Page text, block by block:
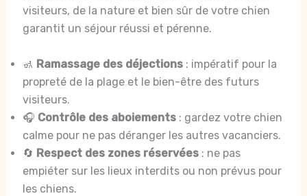
visiteurs, de la nature et bien sûr de votre chien
garantit un séjour réussi et pérenne.
🚮 Ramassage des déjections: impératif pour la
propreté de la plage et le bien-être des futurs
visiteurs.
🎧 Contrôle des aboiements: gardez votre chien
calme pour ne pas déranger les autres vacanciers.
🔄 Respect des zones réservées: ne pas
empiéter sur les lieux interdits ou non prévus pour
les chiens.